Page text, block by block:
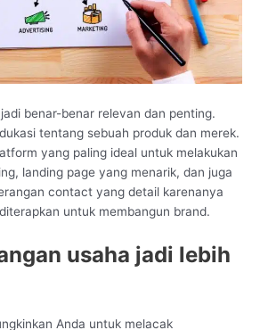
benar-benar relevan dan penting.
tentang sebuah produk dan merek.
yang paling ideal untuk melakukan
landing page yang menarik, dan juga
contact yang detail karenanya
untuk membangun brand.
usaha jadi lebih
Anda untuk melacak